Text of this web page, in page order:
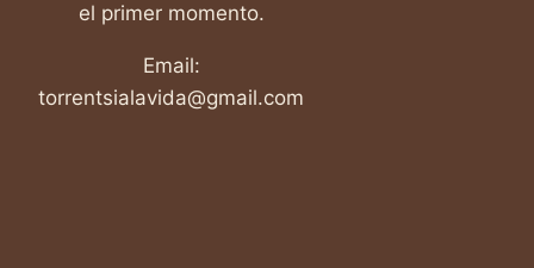
el primer momento.
Email:
torrentsialavida@gmail.com